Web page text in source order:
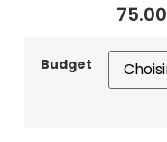
75.00
Budget